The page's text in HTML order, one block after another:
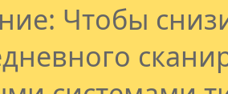
Чтобы